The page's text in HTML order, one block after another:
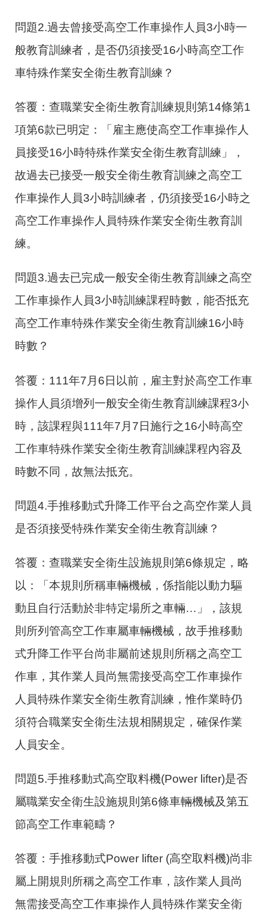
問題2.過去曾接受高空工作車操作人員3小時一
般教育訓練者，是否仍須接受16小時高空工作
車特殊作業安全衛生教育訓練？
答覆：查職業安全衛生教育訓練規則第14條第1
項第6款已明定：「雇主應使高空工作車操作人
員接受16小時特殊作業安全衛生教育訓練」，
故過去已接受一般安全衛生教育訓練之高空工
作車操作人員3小時訓練者，仍須接受16小時之
高空工作車操作人員特殊作業安全衛生教育訓
練。
問題3.過去已完成一般安全衛生教育訓練之高空
工作車操作人員3小時訓練課程時數，能否抵充
高空工作車特殊作業安全衛生教育訓練16小時
時數？
答覆：111年7月6日以前，雇主對於高空工作車
操作人員須增列一般安全衛生教育訓練課程3小
時，該課程與111年7月7日施行之16小時高空
工作車特殊作業安全衛生教育訓練課程內容及
時數不同，故無法抵充。
問題4.手推移動式升降工作平台之高空作業人員
是否須接受特殊作業安全衛生教育訓練？
答覆：查職業安全衛生設施規則第6條規定，略
以：「本規則所稱車輛機械，係指能以動力驅
動且自行活動於非特定場所之車輛…」，該規
則所列管高空工作車屬車輛機械，故手推移動
式升降工作平台尚非屬前述規則所稱之高空工
作車，其作業人員尚無需接受高空工作車操作
人員特殊作業安全衛生教育訓練，惟作業時仍
須符合職業安全衛生法規相關規定，確保作業
人員安全。
問題5.手推移動式高空取料機(Power lifter)是否
屬職業安全衛生設施規則第6條車輛機械及第五
節高空工作車範疇？
答覆：手推移動式Power lifter (高空取料機)尚非
屬上開規則所稱之高空工作車，該作業人員尚
無需接受高空工作車操作人員特殊作業安全衛